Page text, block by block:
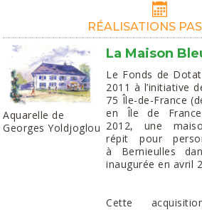
RÉALISATIONS
Aquarelle de
Georges Yoldjoglou
La Maison
Le Fonds de
2011 à l’initiative
75 Île-de-France
en Île de
2012, une
répit pour
à Bernieulles
inaugurée en avril
Cette